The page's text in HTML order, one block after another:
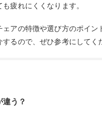
疲れにくくなります。
アの特徴や選び方のポイン
るので、ぜひ参考にしてく
う？